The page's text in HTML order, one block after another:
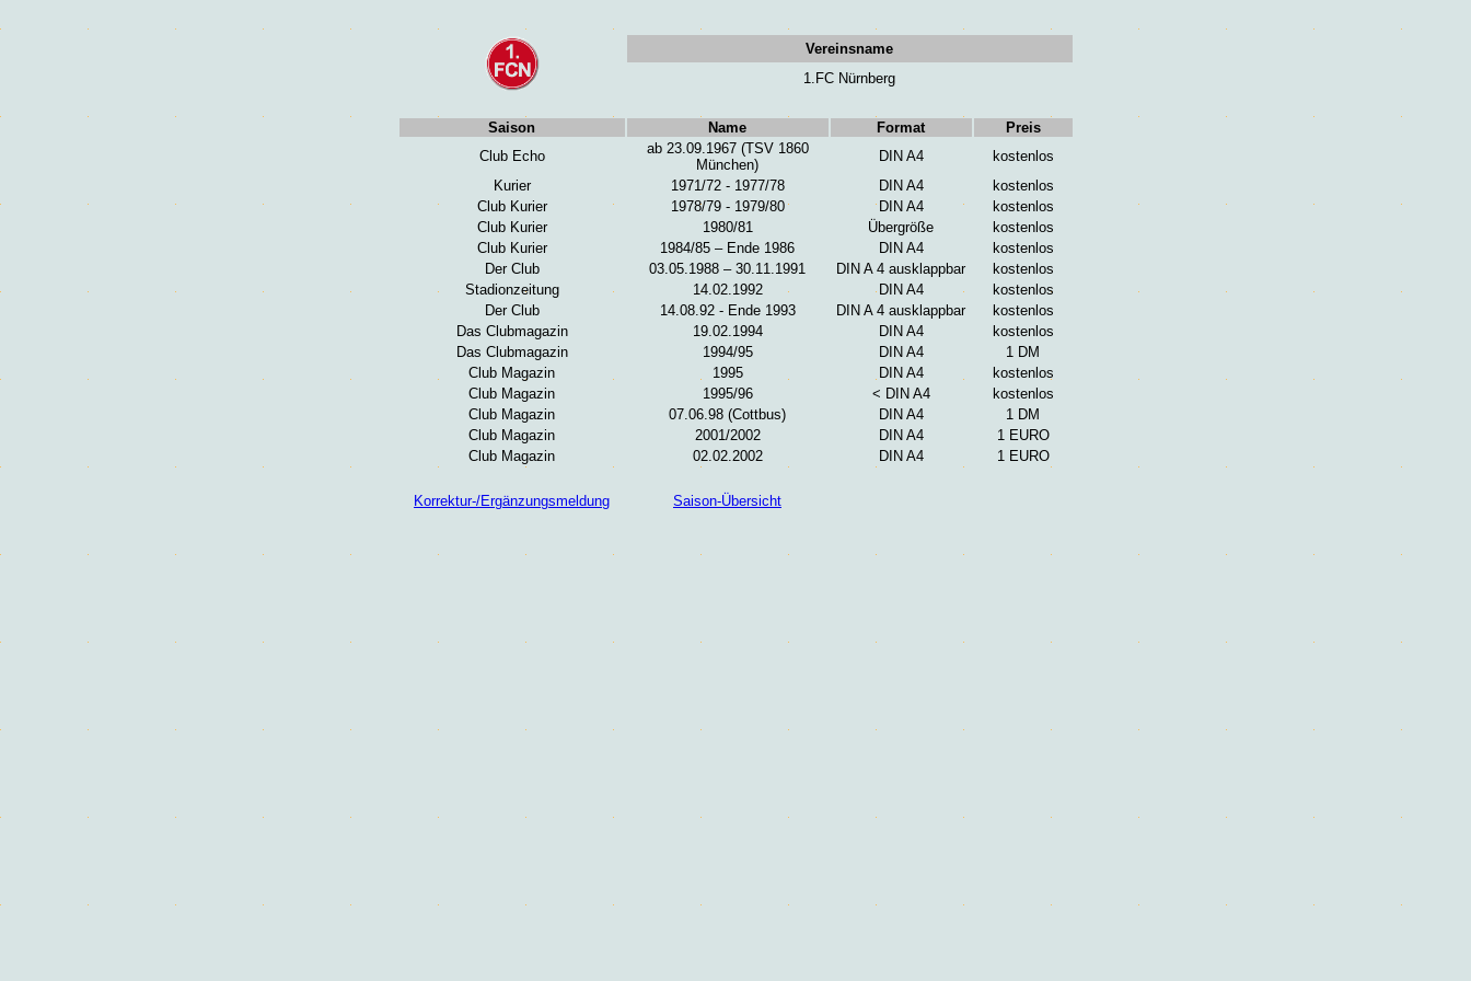
Vereinsname
1.FC Nürnberg
Saison Name Format
Preis
Club Echo
ab 23.09.1967 (TSV 1860
München)
DIN A4
kostenlos
Kurier
1971/72 - 1977/78 DIN A4
kostenlos
Club Kurier
1978/79 - 1979/80 DIN A4
kostenlos
Club Kurier
1980/81 Übergröße
kostenlos
Club Kurier
1984/85 – Ende 1986 DIN A4
kostenlos
Der Club
03.05.1988 – 30.11.1991 DIN A 4 ausklappbar
kostenlos
Stadionzeitung
14.02.1992 DIN A4
kostenlos
Der Club
14.08.92 - Ende 1993 DIN A 4 ausklappbar
kostenlos
Das Clubmagazin
19.02.1994 DIN A4
kostenlos
Das Clubmagazin
1994/95 DIN A4
1 DM
Club Magazin
1995 DIN A4
kostenlos
Club Magazin
1995/96 < DIN A4
kostenlos
Club Magazin
07.06.98 (Cottbus) DIN A4
1 DM
Club Magazin
2001/2002 DIN A4
1 EURO
Club Magazin
02.02.2002 DIN A4 1 EURO
Korrektur-/Ergänzungsmeldung Saison-Übersicht